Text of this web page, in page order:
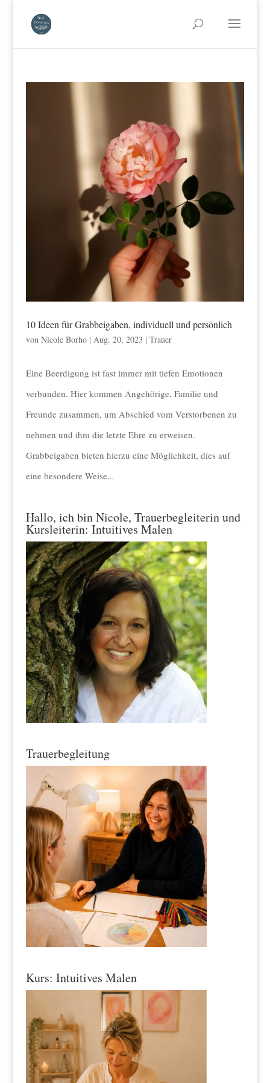
10 Ideen für Grabbeigaben, individuell und persönlich
von Nicole Borho| Aug. 20, 2023 | Trauer
Eine Beerdigung ist fast immer mit tiefen Emotionen
verbunden. Hier kommen Angehörige, Familie und
Freunde zusammen, um Abschied vom Verstorbenen zu
nehmen und ihm die letzte Ehre zu erweisen.
Grabbeigaben bieten hierzu eine Möglichkeit, dies auf
eine besondere Weise...
Hallo, ich bin Nicole, Trauerbegleiterin und
Kursleiterin: Intuitives Malen
Trauerbegleitung
Kurs: Intuitives Malen